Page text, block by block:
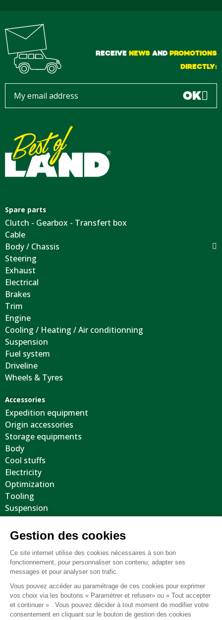
RECEIVE NEWSAND PROMOTIONS
DIRECTLY:
OK
Spare parts
Clutch - Gearbox - Transfert box
Cable
Body / Chassis
Steering
Exhaust
Electrical
Brakes
Trim
Engine
Cooling / Heating / Air conditionning
Suspension
Fuel system
Driveline
Wheels & Tyres
Accessories
Expedition equipment
Origin accessories
Storage equipments
Body
Cool stuffs
Electricity
Optimization
Tooling
Suspension
Recovery equipment
Body protections
Wheels / Tyres / Accessories
Miscellaneous Parts / Used
Legal notice
General terms and conditions of sale
FAQ